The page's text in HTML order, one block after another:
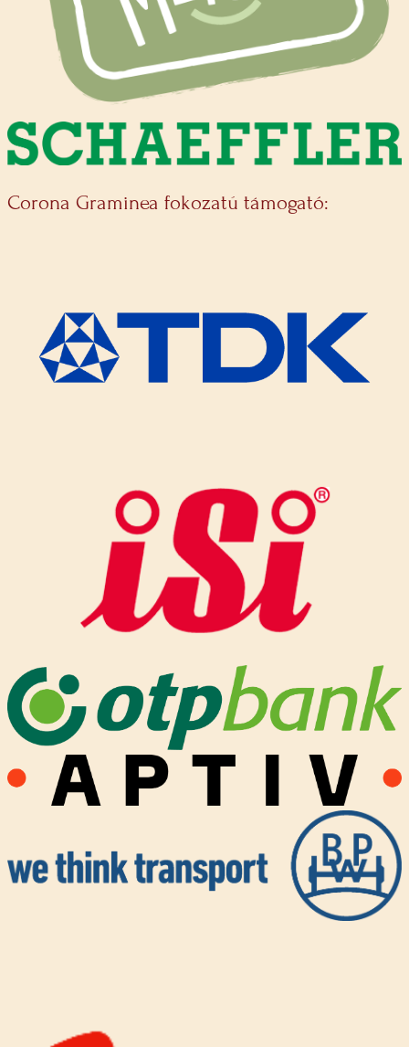
Corona Graminea fokozatú támogató: